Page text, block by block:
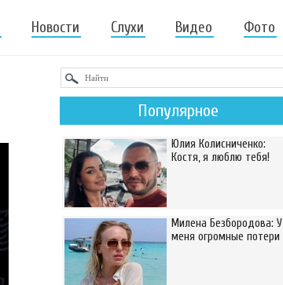
Новости Слухи Видео Фото
Популярное
Юлия Колисниченко:
Костя, я люблю тебя!
Милена Безбородова: У
меня огромные потери